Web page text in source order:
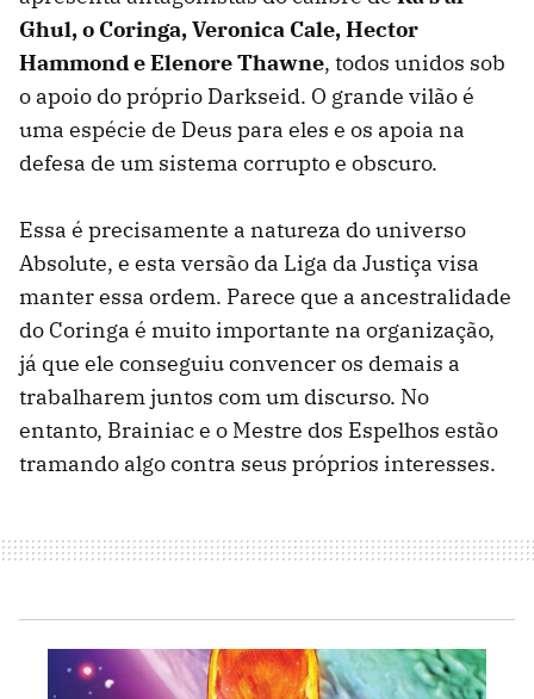
Ghul, o Coringa, Veronica Cale, Hector
Hammond e Elenore Thawne, todos unidos sob
o apoio do próprio Darkseid. O grande vilão é
uma espécie de Deus para eles e os apoia na
defesa de um sistema corrupto e obscuro.
Essa é precisamente a natureza do universo
Absolute, e esta versão da Liga da Justiça visa
manter essa ordem. Parece que a ancestralidade
do Coringa é muito importante na organização,
já que ele conseguiu convencer os demais a
trabalharem juntos com um discurso. No
entanto, Brainiac e o Mestre dos Espelhos estão
tramando algo contra seus próprios interesses.